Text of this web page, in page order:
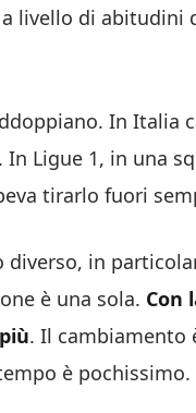
livello di abitudini
In Italia
Ligue 1, in una
tirarlo fuori
in
è una sola. Con
. Il cambiamento
è